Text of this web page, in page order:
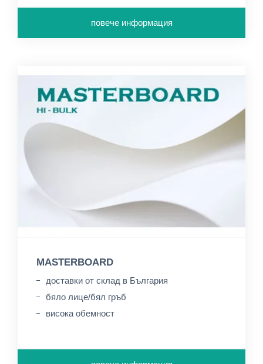
повече информация
MASTERBOARD
доставки от склад в България
бяло лице/бял гръб
висока обемност